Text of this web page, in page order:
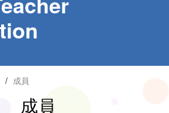
/ 成員
成員